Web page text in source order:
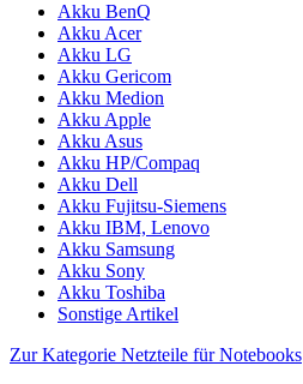
Akku BenQ
Akku Acer
Akku LG
Akku Gericom
Akku Medion
Akku Apple
Akku Asus
Akku HP/Compaq
Akku Dell
Akku Fujitsu-Siemens
Akku IBM, Lenovo
Akku Samsung
Akku Sony
Akku Toshiba
Sonstige Artikel
Zur Kategorie Netzteile für Notebooks